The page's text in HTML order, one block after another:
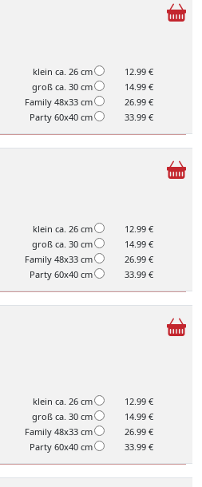
klein ca. 26 cm
12.99 €
groß ca. 30 cm
14.99 €
Family 48x33 cm
26.99 €
Party 60x40 cm
33.99 €
klein ca. 26 cm
12.99 €
groß ca. 30 cm
14.99 €
Family 48x33 cm
26.99 €
Party 60x40 cm
33.99 €
klein ca. 26 cm
12.99 €
groß ca. 30 cm
14.99 €
Family 48x33 cm
26.99 €
Party 60x40 cm
33.99 €